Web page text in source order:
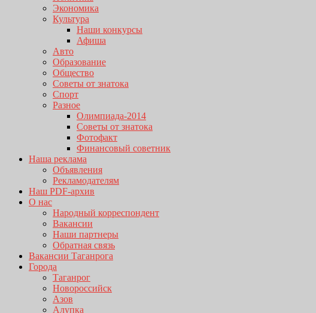
Экономика
Культура
Наши конкурсы
Афиша
Авто
Образование
Общество
Советы от знатока
Спорт
Разное
Олимпиада-2014
Советы от знатока
Фотофакт
Финансовый советник
Наша реклама
Объявления
Рекламодателям
Наш PDF-архив
О нас
Народный корреспондент
Вакансии
Наши партнеры
Обратная связь
Вакансии Таганрога
Города
Таганрог
Новороссийск
Азов
Алупка